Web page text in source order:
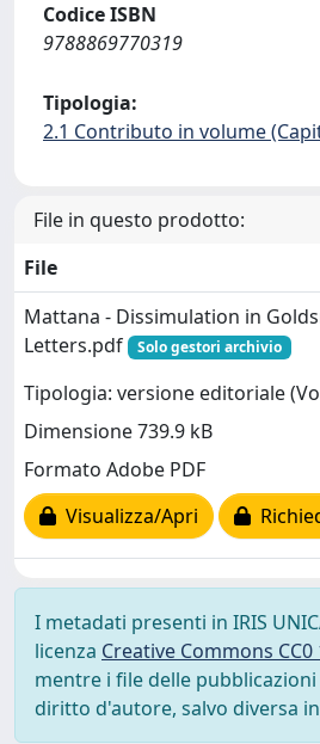
Codice ISBN
9788869770319
Tipologia:
2.1 Contributo in volume
File in questo prodotto:
File
Mattana - Dissimulation in
Letters.pdf
Solo gestori archivio
Tipologia: versione editoriale
Dimensione 739.9 kB
Formato Adobe PDF
Visualizza/Apri
I metadati presenti in IRIS
licenza Creative Commons
mentre i file delle
diritto d'autore, salvo diversa